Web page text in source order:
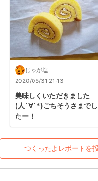
じゃが塩
2020/05/31 21:13
美味しくいただきました
(人´∀`*)ごちそうさまでし
たー！
つくったよレポートを